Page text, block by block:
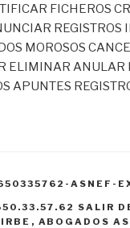
FICHEROS
REGISTROS
MOROSOS
ELIMINAR ANULAR
APUNTES
ASNEF-
SALIR
, ABOGADOS